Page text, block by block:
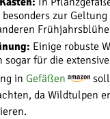
zur
Einige robuste
sogar für die
in Gefäßen
da Wildtulpen